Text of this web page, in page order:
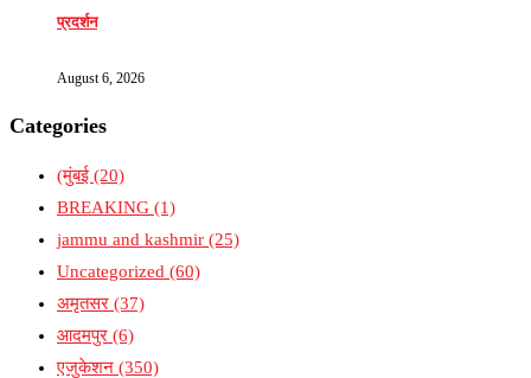
प्रदर्शन
August 6, 2026
Categories
(मुंबई (20)
BREAKING (1)
jammu and kashmir (25)
Uncategorized (60)
अमृतसर (37)
आदमपुर (6)
एजुकेशन (350)